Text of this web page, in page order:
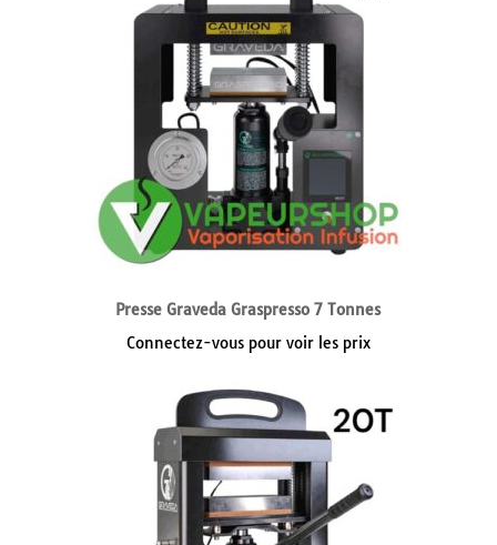
Presse Graveda Graspresso 7 Tonnes
Connectez-vous pour voir les prix